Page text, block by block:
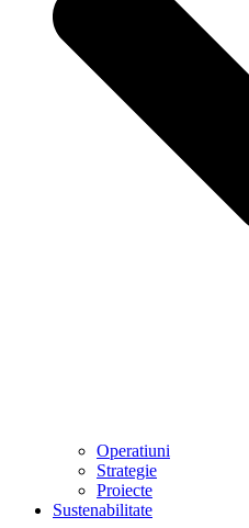
Operatiuni
Strategie
Proiecte
Sustenabilitate